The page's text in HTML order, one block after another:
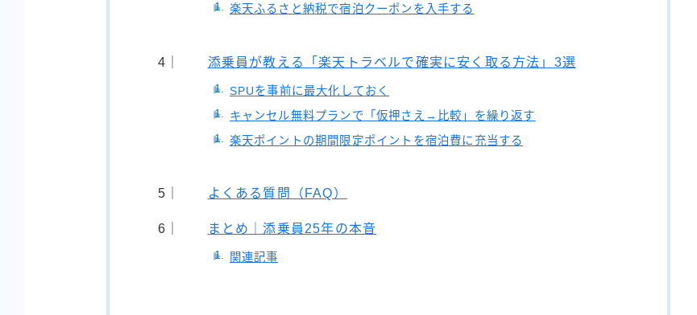
楽天ふるさと納税で宿泊クーポンを入手する
添乗員が教える「楽天トラベルで確実に安く取る方法」3選
SPUを事前に最大化しておく
キャンセル無料プランで「仮押さえ→比較」を繰り返す
楽天ポイントの期間限定ポイントを宿泊費に充当する
よくある質問（FAQ）
まとめ｜添乗員25年の本音
関連記事